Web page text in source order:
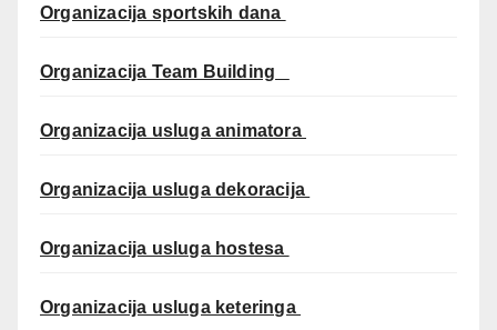
Organizacija sportskih dana
Organizacija Team Building
Organizacija usluga animatora
Organizacija usluga dekoracija
Organizacija usluga hostesa
Organizacija usluga keteringa